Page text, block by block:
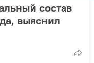
состав
выяснил